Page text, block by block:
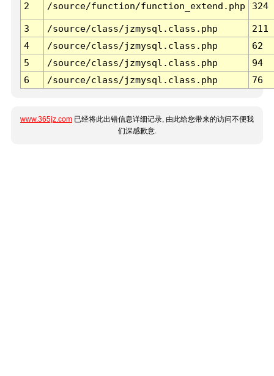
2 /source/function/function_extend.php 324
3 /source/class/jzmysql.class.php
211
4
/source/class/jzmysql.class.php
62
5
/source/class/jzmysql.class.php
94
6
/source/class/jzmysql.class.php 76
www.365jz.com 已经将此出错信息详细记录, 由此给您带来的访问不便我
们深感歉意.